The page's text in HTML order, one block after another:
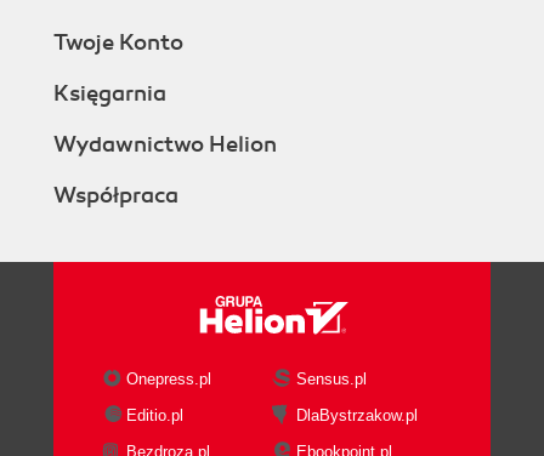
Twoje Konto
Księgarnia
Wydawnictwo Helion
Współpraca
Onepress.pl
Sensus.pl
Editio.pl
DlaBystrzakow.pl
Bezdroza.pl
Ebookpoint.pl